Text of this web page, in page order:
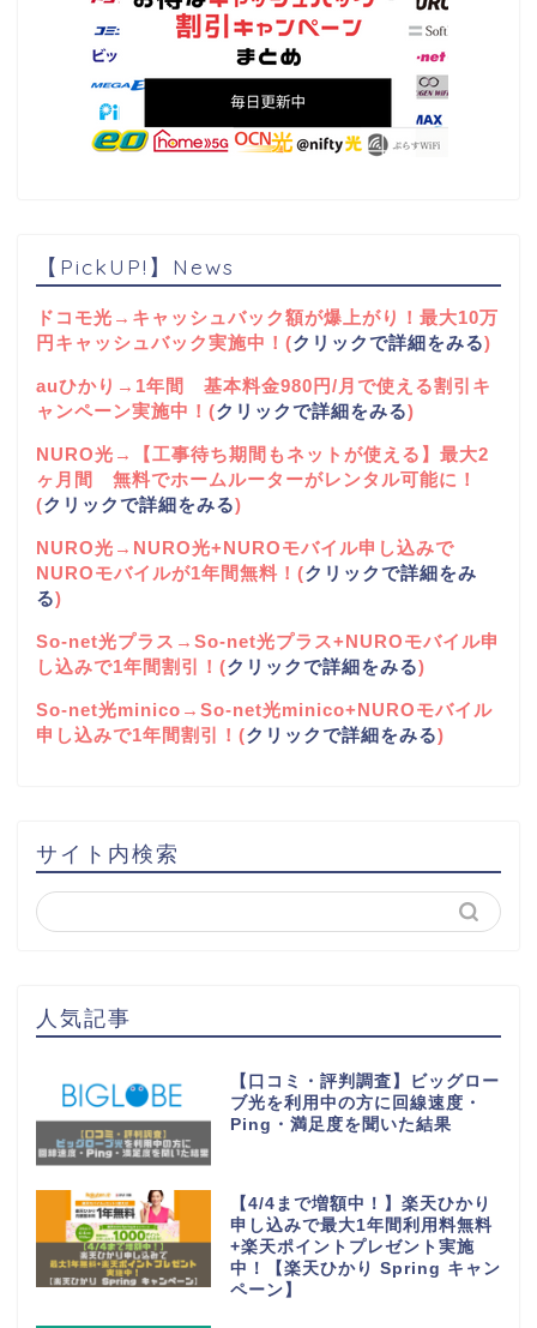
【PickUP!】News
ドコモ光→キャッシュバック額が爆上がり！最大10万
円キャッシュバック実施中！(クリックで詳細をみる)
auひかり→1年間 基本料金980円/月で使える割引キ
ャンペーン実施中！(クリックで詳細をみる)
NURO光→【工事待ち期間もネットが使える】最大2
ヶ月間 無料でホームルーターがレンタル可能に！
(クリックで詳細をみる)
NURO光→NURO光+NUROモバイル申し込みで
NUROモバイルが1年間無料！(クリックで詳細をみ
る)
So-net光プラス→So-net光プラス+NUROモバイル申
し込みで1年間割引！(クリックで詳細をみる)
So-net光minico→So-net光minico+NUROモバイル
申し込みで1年間割引！(クリックで詳細をみる)
サイト内検索
人気記事
【口コミ・評判調査】ビッグロー
ブ光を利用中の方に回線速度・
Ping・満足度を聞いた結果
【4/4まで増額中！】楽天ひかり
申し込みで最大1年間利用料無料
+楽天ポイントプレゼント実施
中！【楽天ひかり Spring キャン
ペーン】